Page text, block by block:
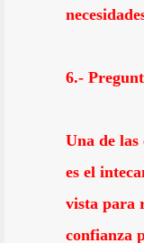
6.-
Una de las
es el
vista para
confianza